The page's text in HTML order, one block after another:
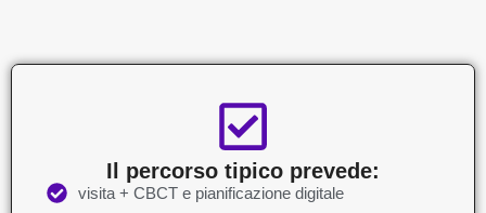
Il percorso tipico prevede:
visita + CBCT e pianificazione digitale